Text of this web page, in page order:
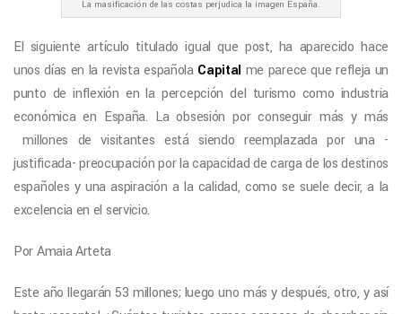
La masificación de las costas perjudica la imagen España.
El siguiente artículo titulado igual que post, ha aparecido hace
unos días en la revista española Capital me parece que refleja un
punto de inflexión en la percepción del turismo como industria
económica en España. La obsesión por conseguir más y más
millones de visitantes está siendo reemplazada por una -
justificada- preocupación por la capacidad de carga de los destinos
españoles y una aspiración a la calidad, como se suele decir, a la
excelencia en el servicio.
Por Amaia Arteta
Este año llegarán 53 millones; luego uno más y después, otro, y así